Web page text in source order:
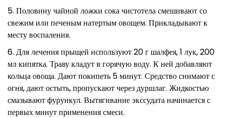
Половину чайной ложки сока чистотела смешивают со
свежим или печеным натертым овощем. Прикладывают к
месту воспаления.
Для лечения прыщей используют 20 г шалфея, 1 лук, 200
мл кипятка. Траву кладут в горячую воду. К ней добавляют
кольца овоща. Дают покипеть 5 минут. Средство снимают с
огня, дают остыть, пропускают через дуршлаг. Жидкостью
смазывают фурункул. Вытягивание экссудата начинается с
первых минут применения смеси.